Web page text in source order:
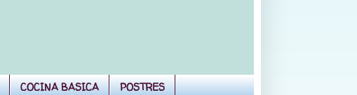
COCINA BASICA POSTRES